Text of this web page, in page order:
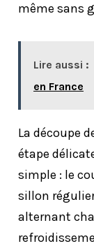
même sans
Lire aussi :
en France
La découpe
étape
simple : le
sillon
alternant